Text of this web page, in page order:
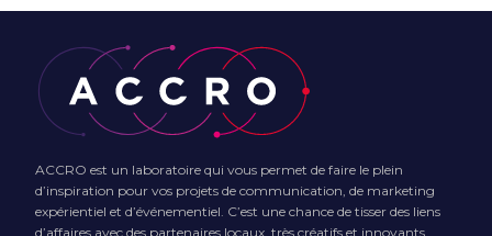
ACCRO est un laboratoire qui vous permet de faire le plein
d’inspiration pour vos projets de communication, de marketing
expérientiel et d’événementiel. C’est une chance de tisser des liens
d’affaires avec des partenaires locaux, très créatifs et innovants.